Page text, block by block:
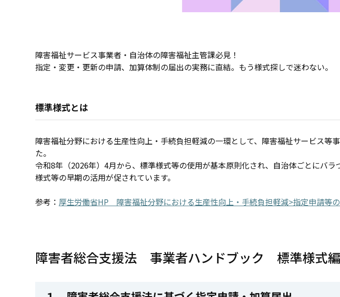
障害福祉サービス事業者・自治体の障害福祉主管課必見！
指定・変更・更新の申請、加算体制の届出の実務に直結。もう様式探しで迷わない。
標準様式とは
障害福祉分野における生産性向上・手続負担軽減の一環として、障害福祉サービス
た。
令和8年（2026年）4月から、標準様式等の使用が基本原則化され、自治体ごとにバ
様式等の早期の活用が促されています。
参考： 厚生労働省HP 障害福祉分野における生産性向上・手続負担軽減>指定申請等
障害者総合支援法 事業者ハンドブック 標準様式編